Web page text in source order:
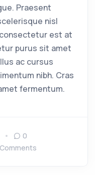
Praesent
nisl
est at
purus sit amet
ac cursus
nibh. Cras
fermentum.
0
Comments